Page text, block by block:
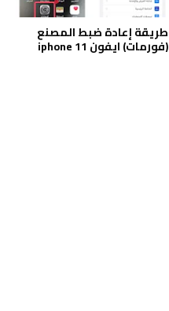
طريقة إعادة ضبط المصنع
(فورمات) ايفون iphone 11